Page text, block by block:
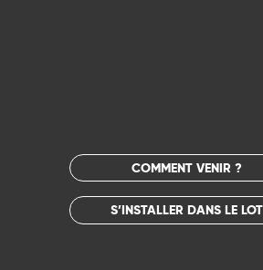
COMMENT VENIR ?
S’INSTALLER DANS LE LOT